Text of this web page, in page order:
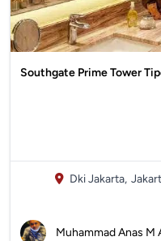
Southgate Prime Tower
Dki Jakarta,
Muhammad Anas M